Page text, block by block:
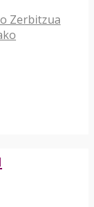
Zerbitzua